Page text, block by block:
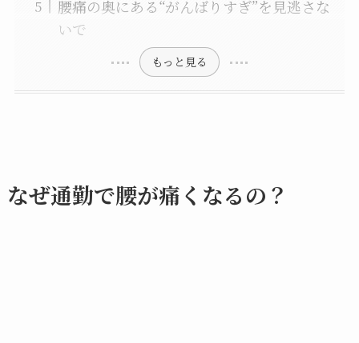
腰痛の奥にある“がんばりすぎ”を見逃さな
いで
もっと見る
なぜ通勤で腰が痛くなるの？